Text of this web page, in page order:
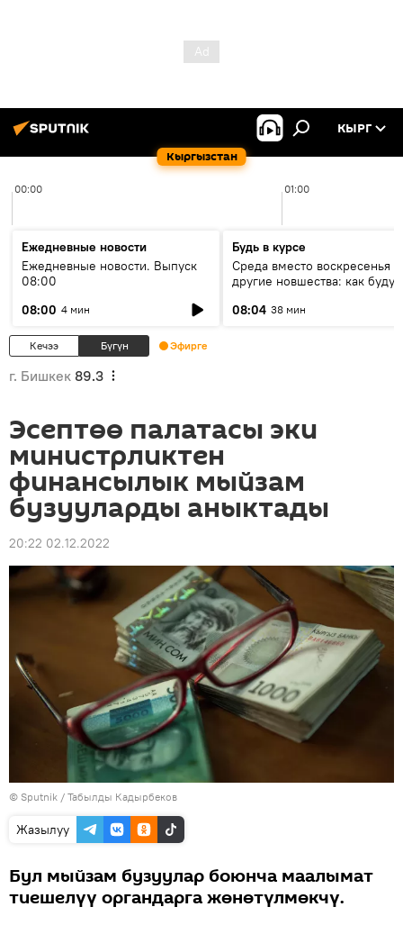
Кыргызстан
КЫРГ
00:00 01:00
Ежедневные новости
Ежедневные новости. Выпуск
08:00
08:00 4 мин
Будь в курсе
Среда вместо воскресенья и
другие новшества: как будут
08:04 38 мин
Кечээ Бүгүн Эфирге
г. Бишкек 89.3
Эсептөө палатасы эки
министрликтен
финансылык мыйзам
бузууларды аныктады
20:22 02.12.2022
© Sputnik / Табылды Кадырбеков
Жазылуу
Бул мыйзам бузуулар боюнча маалымат
тиешелүү органдарга жөнөтүлмөкчү.